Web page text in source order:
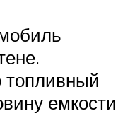
топливный
емкости